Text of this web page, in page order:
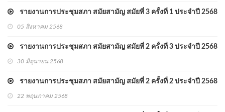
รายงานการประชุมสภา สมัยสามัญ สมัยที่ 3 ครั้งที่ 1 ประจำปี 2568
05 สิงหาคม 2568
รายงานการประชุมสภา สมัยสามัญ สมัยที่ 2 ครั้งที่ 3 ประจำปี 2568
30 มิถุนายน 2568
รายงานการประชุมสภา สมัยสามัญ สมัยที่ 2 ครั้งที่ 2 ประจำปี 2568
22 พฤษภาคม 2568